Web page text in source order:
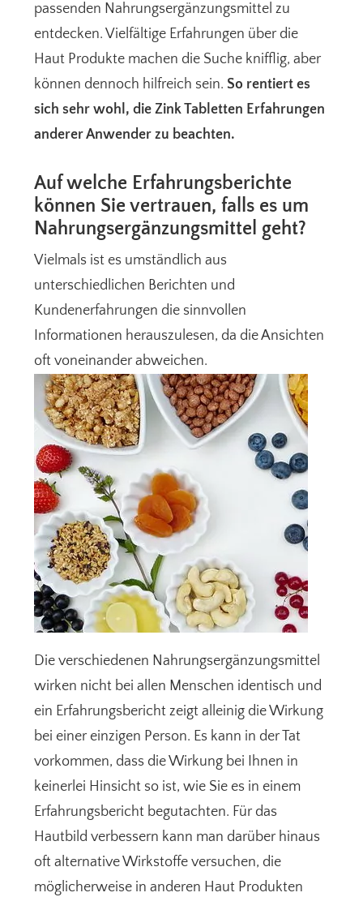
passenden Nahrungsergänzungsmittel zu
entdecken. Vielfältige Erfahrungen über die
Haut Produkte machen die Suche knifflig, aber
können dennoch hilfreich sein. So rentiert es
sich sehr wohl, die Zink Tabletten Erfahrungen
anderer Anwender zu beachten.
Auf welche Erfahrungsberichte
können Sie vertrauen, falls es um
Nahrungsergänzungsmittel geht?
Vielmals ist es umständlich aus
unterschiedlichen Berichten und
Kundenerfahrungen die sinnvollen
Informationen herauszulesen, da die Ansichten
oft voneinander abweichen.
Die verschiedenen Nahrungsergänzungsmittel
wirken nicht bei allen Menschen identisch und
ein Erfahrungsbericht zeigt alleinig die Wirkung
bei einer einzigen Person. Es kann in der Tat
vorkommen, dass die Wirkung bei Ihnen in
keinerlei Hinsicht so ist, wie Sie es in einem
Erfahrungsbericht begutachten. Für das
Hautbild verbessern kann man darüber hinaus
oft alternative Wirkstoffe versuchen, die
möglicherweise in anderen Haut Produkten